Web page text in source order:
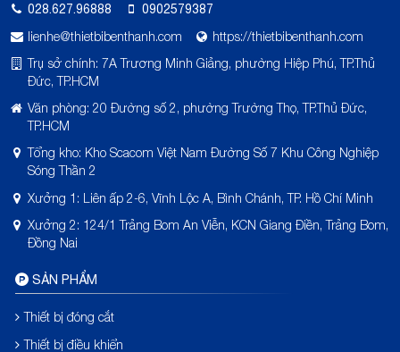
028.627.96888
0902579387
lienhe@thietbibenthanh.com
https://thietbibenthanh.com
Trụ sở chính: 7A Trương Minh Giảng, phường Hiệp Phú, TP.Thủ
Đức, TP.HCM
Văn phòng: 20 Đường số 2, phường Trường Thọ, TP.Thủ Đức,
TP.HCM
Tổng kho: Kho Scacom Việt Nam Đường Số 7 Khu Công Nghiệp
Sóng Thần 2
Xưởng 1: Liên ấp 2-6, Vĩnh Lộc A, Bình Chánh, TP. Hồ Chí Minh
Xưởng 2: 124/1 Trảng Bom An Viễn, KCN Giang Điền, Trảng Bom,
Đồng Nai
SẢN PHẨM
Thiết bị đóng cắt
Thiết bị điều khiển